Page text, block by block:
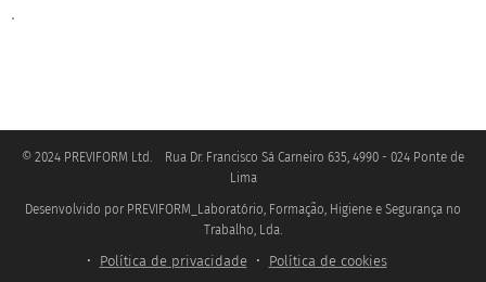
.
© 2024 PREVIFORM Ltd. Rua Dr. Francisco Sá Carneiro 635, 4990 - 024 Ponte de
Lima
Desenvolvido por PREVIFORM_Laboratório, Formação, Higiene e Segurança no
Trabalho, Lda.
Política de privacidade
Política de cookies